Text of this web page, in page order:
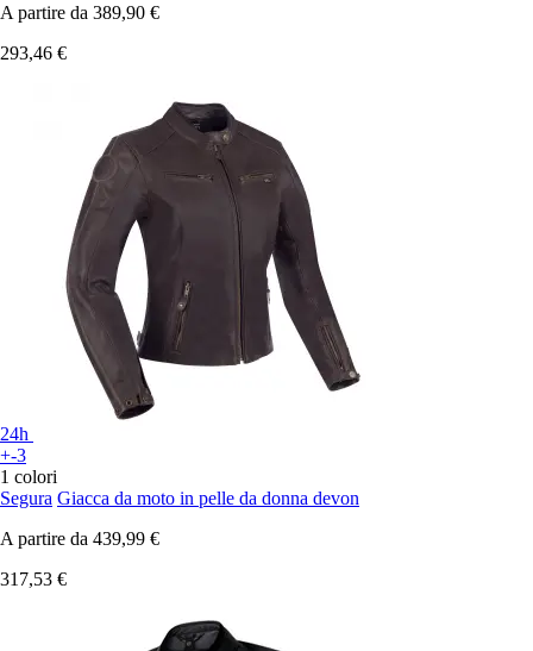
A partire da 389,90 €
293,46 €
24h
+-3
1 colori
Segura Giacca da moto in pelle da donna devon
A partire da 439,99 €
317,53 €